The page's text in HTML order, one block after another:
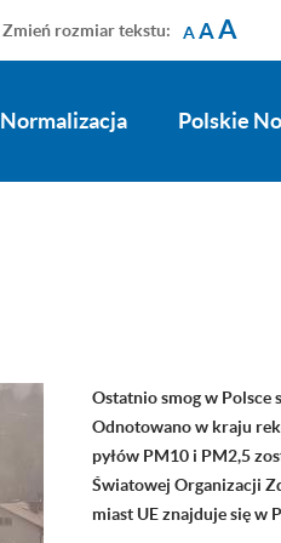
Zmień rozmiar tekstu: AAA
Normalizacja Polskie
Ostatnio smog w Polsce
Odnotowano w kraju
pyłów PM10 i PM2,5
Światowej Organizacji
miast UE znajduje się w